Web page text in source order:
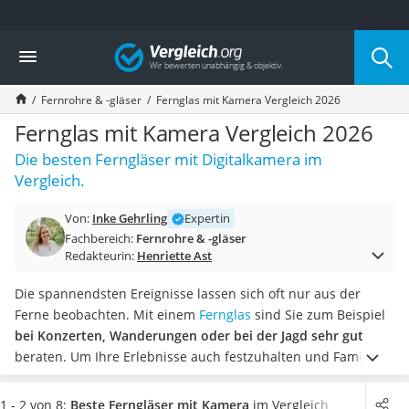
Die beliebtesten Vergleiche nach Kategorie
Freizeit & Sport
Gartentrampolin
Trampolin
Metalldetektor
Eufab-Fahrradträger
Trampolin 366 cm
Fahrradschloss
Futterboot
Air Bike
Trekkingschuhe Herren
Reisetasche mit Rollen
Klimmzugstation
Koffer
Nachtsichtgerät
Faltschloss
Vergleich
Fernrohre & -gläser Fernglas mit Kamera Vergleich 2026
Fernglas mit Kamera Vergleich 2026
Die besten Ferngläser mit Digitalkamera im
Vergleich.
Von: Inke Gehrling
Expertin
Fachbereich: Fernrohre & -gläser
Redakteurin: Henriette Ast
Die spannendsten Ereignisse lassen sich oft nur aus der
Ferne beobachten. Mit einem Fernglas sind Sie zum Beispiel
bei Konzerten, Wanderungen oder bei der Jagd sehr gut
beraten. Um Ihre Erlebnisse auch festzuhalten und Familie
und Freunden zeigen zu können, ist laut Tests im Internet ein
Fernglas mit Kamera ideal.Wählen Sie jetztein Fernglas mit
1 - 2 von 8: Beste Ferngläser mit Kamera im Vergleich